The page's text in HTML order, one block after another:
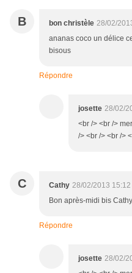
B bon christèle 28/02/
ananas coco un délice
bisous
Répondre
josette 28/02/
<br /> <br />
/> <br /> <br />
C Cathy 28/02/2013 15:12
Bon après-midi bis Cathy
Répondre
josette 28/02/